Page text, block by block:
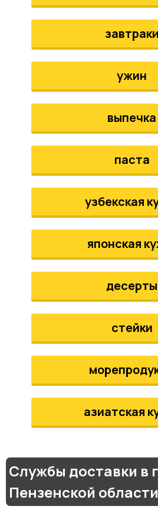
завтраки
ужин
выпечка
паста
узбекская
японская
десерты
стейки
азиатская
Службы доставки в
Пензенской области